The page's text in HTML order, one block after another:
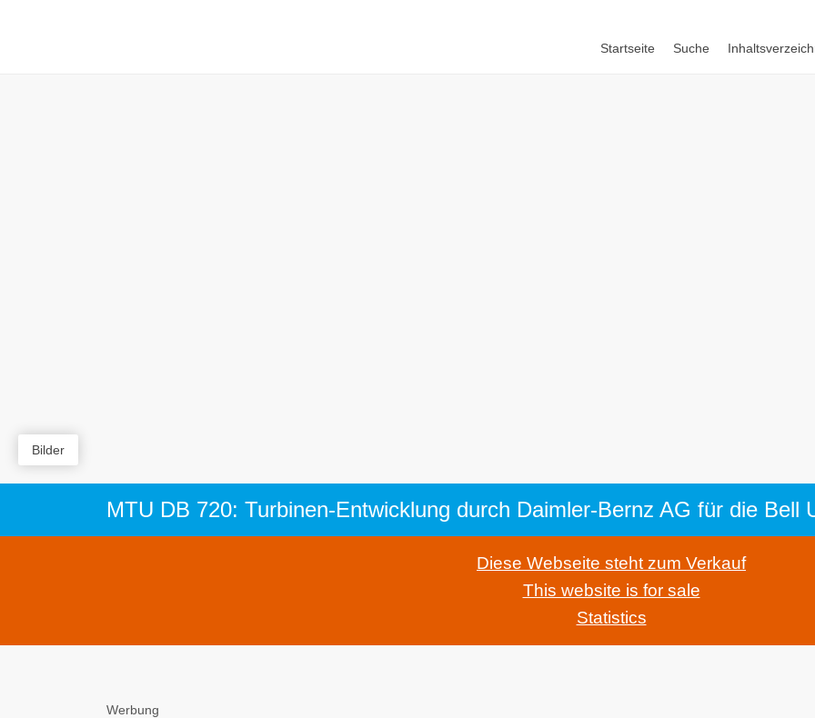
Startseite Suche
Bilder
Diese Webseite steht zum Verkauf
This website is for sale
Statistics
Werbung